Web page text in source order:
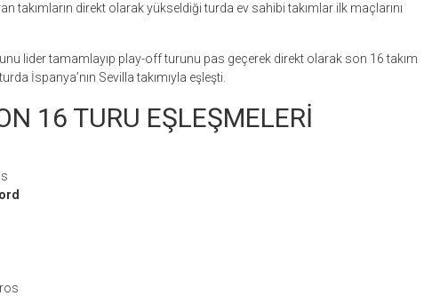
takımların direkt olarak yükseldiği turda ev sahibi takımlar ilk maçlarını
lider tamamlayıp play-off turunu pas geçerek direkt olarak son 16 takım
İspanya’nın Sevilla takımıyla eşleşti.
16 TURU EŞLEŞMELERİ